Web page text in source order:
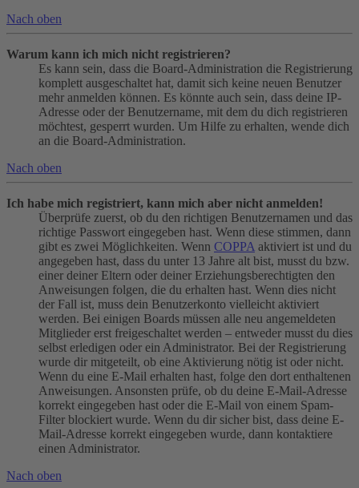
Nach oben
Warum kann ich mich nicht registrieren?
Es kann sein, dass die Board-Administration die Registrierung
komplett ausgeschaltet hat, damit sich keine neuen Benutzer
mehr anmelden können. Es könnte auch sein, dass deine IP-
Adresse oder der Benutzername, mit dem du dich registrieren
möchtest, gesperrt wurden. Um Hilfe zu erhalten, wende dich
an die Board-Administration.
Nach oben
Ich habe mich registriert, kann mich aber nicht anmelden!
Überprüfe zuerst, ob du den richtigen Benutzernamen und das
richtige Passwort eingegeben hast. Wenn diese stimmen, dann
gibt es zwei Möglichkeiten. Wenn COPPA aktiviert ist und du
angegeben hast, dass du unter 13 Jahre alt bist, musst du bzw.
einer deiner Eltern oder deiner Erziehungsberechtigten den
Anweisungen folgen, die du erhalten hast. Wenn dies nicht
der Fall ist, muss dein Benutzerkonto vielleicht aktiviert
werden. Bei einigen Boards müssen alle neu angemeldeten
Mitglieder erst freigeschaltet werden – entweder musst du dies
selbst erledigen oder ein Administrator. Bei der Registrierung
wurde dir mitgeteilt, ob eine Aktivierung nötig ist oder nicht.
Wenn du eine E-Mail erhalten hast, folge den dort enthaltenen
Anweisungen. Ansonsten prüfe, ob du deine E-Mail-Adresse
korrekt eingegeben hast oder die E-Mail von einem Spam-
Filter blockiert wurde. Wenn du dir sicher bist, dass deine E-
Mail-Adresse korrekt eingegeben wurde, dann kontaktiere
einen Administrator.
Nach oben